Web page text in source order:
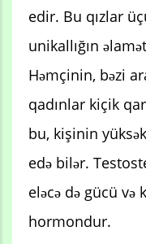
edir. Bu qızlar
unikallığın
Həmçinin, bəzi
qadınlar kiçik
bu, kişinin
edə bilər.
eləcə də gücü
hormondur.